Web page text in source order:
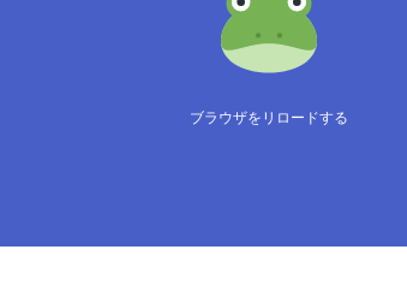
ブラウザをリロードする